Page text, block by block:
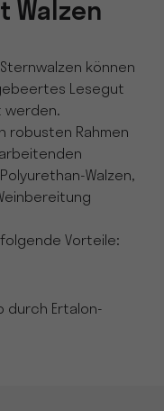
Walzen
können
Lesegut
werden.
robusten Rahmen
Walzen,
folgende Vorteile:
durch Ertalon-